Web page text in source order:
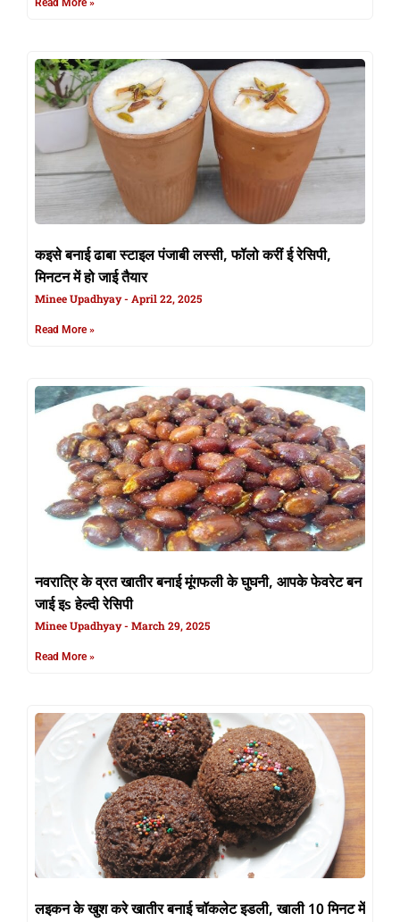
Read More »
कइसे बनाई ढाबा स्टाइल पंजाबी लस्सी, फॉलो करीं ई रेसिपी,
मिनटन में हो जाई तैयार
Minee Upadhyay April 22, 2025
Read More »
नवरात्रि के व्रत खातीर बनाई मूंगफली के घुघनी, आपके फेवरेट बन
जाई इs हेल्दी रेसिपी
Minee Upadhyay March 29, 2025
Read More »
लइकन के खुश करे खातीर बनाई चॉकलेट इडली, खाली 10 मिनट में